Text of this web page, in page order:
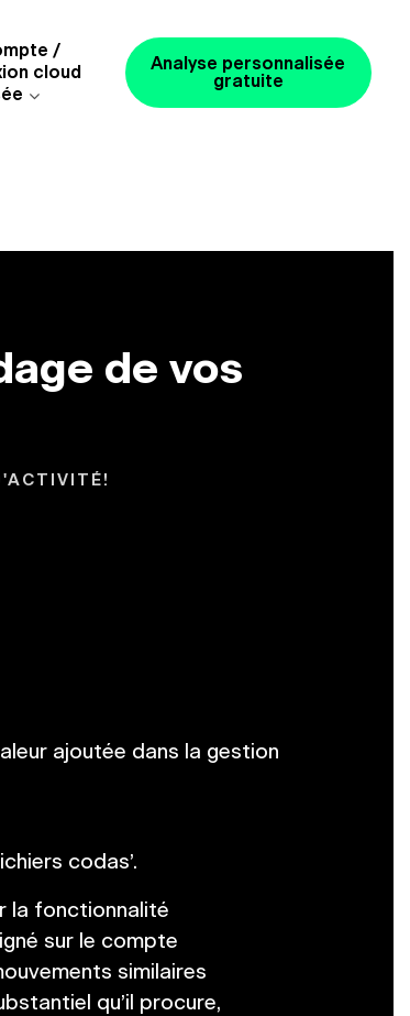
/
cloud
Analyse personnalisée
gratuite
de vos
ajoutée dans la gestion
codas’.
la fonctionnalité
sur le compte
similaires
qu’il procure,